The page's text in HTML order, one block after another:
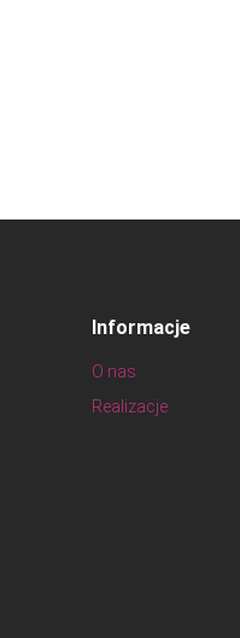
Informacje
O nas
Realizacje